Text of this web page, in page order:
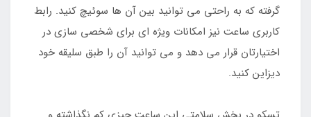
گرفته که به راحتی می توانید بین آن ها سوئیچ کنید. رابط
کاربری ساعت نیز امکانات ویژه ای برای شخصی سازی در
اختیارتان قرار می دهد و می توانید آن را طبق سلیقه خود
دیزاین کنید.